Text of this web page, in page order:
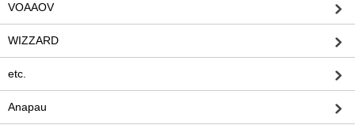
VOAAOV
WIZZARD
etc.
Anapau